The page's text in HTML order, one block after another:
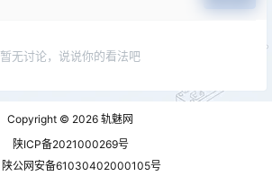
暂无讨论，说说你的看法吧
Copyright © 2026 轨魅网
陕ICP备2021000269号
陕公网安备61030402000105号